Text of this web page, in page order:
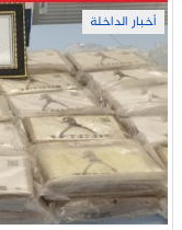
أخبار الداخلة